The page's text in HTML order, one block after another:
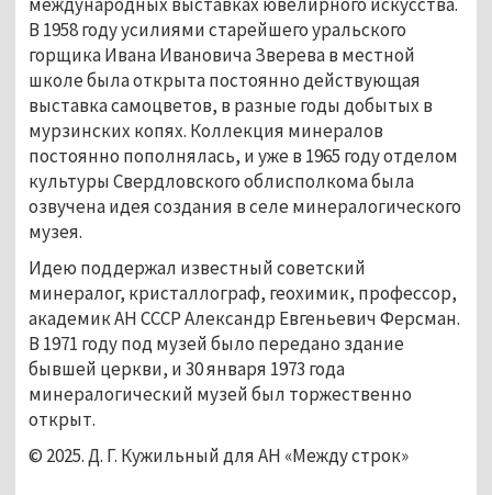
В 1958 году усилиями старейшего уральского
горщика Ивана Ивановича Зверева в местной
школе была открыта постоянно действующая
выставка самоцветов, в разные годы добытых в
мурзинских копях. Коллекция минералов
постоянно пополнялась, и уже в 1965 году отделом
культуры Свердловского облисполкома была
озвучена идея создания в селе минералогического
музея.
Идею поддержал известный советский
минералог, кристаллограф, геохимик, профессор,
академик АН СССР Александр Евгеньевич Ферсман.
В 1971 году под музей было передано здание
бывшей церкви, и 30 января 1973 года
минералогический музей был торжественно
открыт.
© 2025. Д. Г. Кужильный для АН «Между строк»